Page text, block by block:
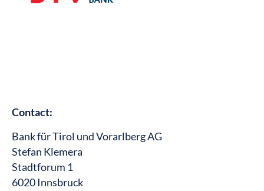
Contact:
Bank für Tirol und Vorarlberg AG
Stefan Klemera
Stadtforum 1
6020 Innsbruck